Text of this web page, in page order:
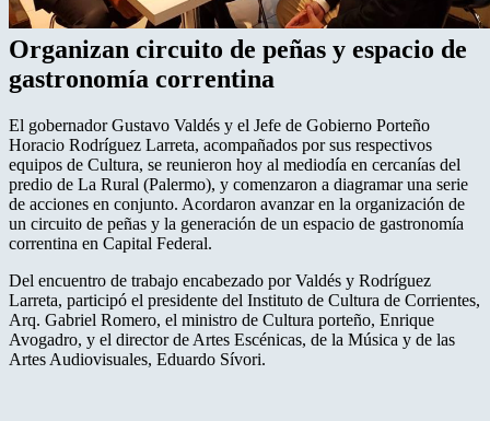
Organizan circuito de peñas y espacio de
gastronomía correntina
El gobernador Gustavo Valdés y el Jefe de Gobierno Porteño
Horacio Rodríguez Larreta, acompañados por sus respectivos
equipos de Cultura, se reunieron hoy al mediodía en cercanías del
predio de La Rural (Palermo), y comenzaron a diagramar una serie
de acciones en conjunto. Acordaron avanzar en la organización de
un circuito de peñas y la generación de un espacio de gastronomía
correntina en Capital Federal.
Del encuentro de trabajo encabezado por Valdés y Rodríguez
Larreta, participó el presidente del Instituto de Cultura de Corrientes,
Arq. Gabriel Romero, el ministro de Cultura porteño, Enrique
Avogadro, y el director de Artes Escénicas, de la Música y de las
Artes Audiovisuales, Eduardo Sívori.